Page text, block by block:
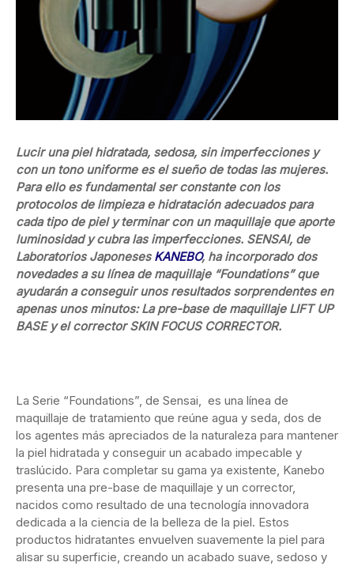
Lucir una piel hidratada, sedosa, sin imperfecciones y
con un tono uniforme es el sueño de todas las mujeres.
Para ello es fundamental ser constante con los
protocolos de limpieza e hidratación adecuados para
cada tipo de piel y terminar con un maquillaje que aporte
luminosidad y cubra las imperfecciones. SENSAI, de
Laboratorios Japoneses KANEBO, ha incorporado dos
novedades a su línea de maquillaje “Foundations” que
ayudarán a conseguir unos resultados sorprendentes en
apenas unos minutos: La pre-base de maquillaje LIFT UP
BASE y el corrector SKIN FOCUS CORRECTOR.
La Serie “Foundations”, de Sensai, es una línea de
maquillaje de tratamiento que reúne agua y seda, dos de
los agentes más apreciados de la naturaleza para mantener
la piel hidratada y conseguir un acabado impecable y
traslúcido. Para completar su gama ya existente, Kanebo
presenta una pre-base de maquillaje y un corrector,
nacidos como resultado de una tecnología innovadora
dedicada a la ciencia de la belleza de la piel. Estos
productos hidratantes envuelven suavemente la piel para
alisar su superficie, creando un acabado suave, sedoso y